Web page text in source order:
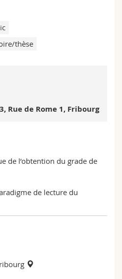
thèse
Rue de Rome 1, Fribourg
de l’obtention du grade de
de lecture du